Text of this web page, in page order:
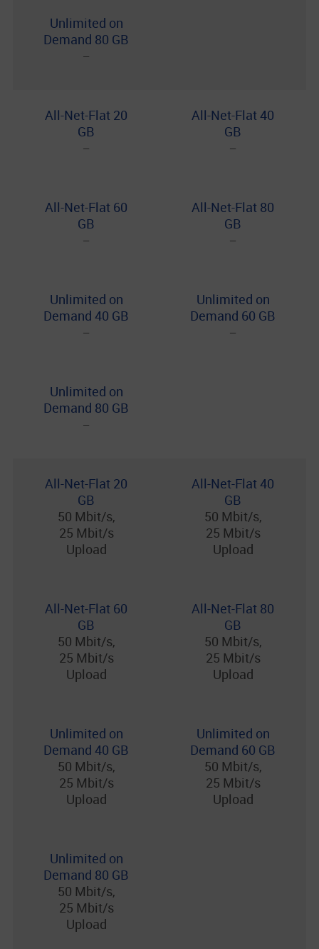
Unlimited on
Demand 80 GB
−
All-Net-Flat 20
GB
−
All-Net-Flat 40
GB
−
All-Net-Flat 60
GB
−
All-Net-Flat 80
GB
−
Unlimited on
Demand 40 GB
−
Unlimited on
Demand 60 GB
−
Unlimited on
Demand 80 GB
−
All-Net-Flat 20
GB
50 Mbit/s,
25 Mbit/s
Upload
All-Net-Flat 40
GB
50 Mbit/s,
25 Mbit/s
Upload
All-Net-Flat 60
GB
50 Mbit/s,
25 Mbit/s
Upload
All-Net-Flat 80
GB
50 Mbit/s,
25 Mbit/s
Upload
Unlimited on
Demand 40 GB
50 Mbit/s,
25 Mbit/s
Upload
Unlimited on
Demand 60 GB
50 Mbit/s,
25 Mbit/s
Upload
Unlimited on
Demand 80 GB
50 Mbit/s,
25 Mbit/s
Upload